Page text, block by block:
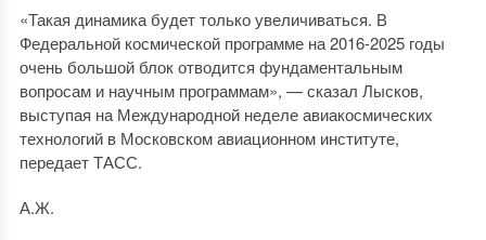
«Такая динамика будет только увеличиваться. В
Федеральной космической программе на 2016-2025 годы
очень большой блок отводится фундаментальным
вопросам и научным программам», — сказал Лысков,
выступая на Международной неделе авиакосмических
технологий в Московском авиационном институте,
передает ТАСС.
А.Ж.